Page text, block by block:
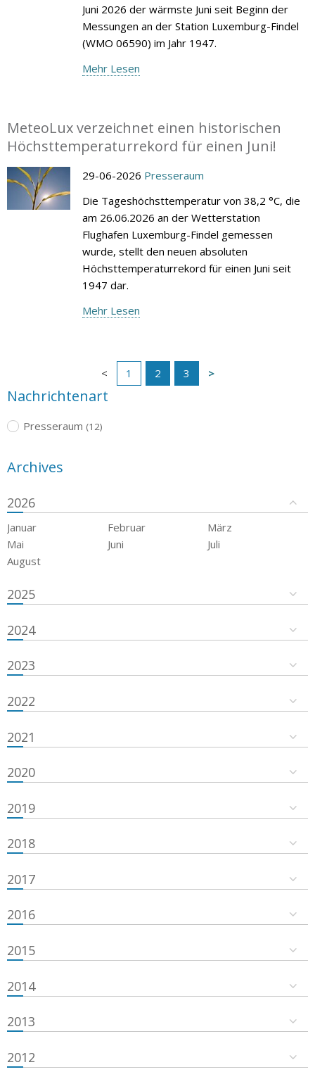
Juni 2026 der wärmste Juni seit Beginn der
Messungen an der Station Luxemburg-Findel
(WMO 06590) im Jahr 1947.
Mehr Lesen
MeteoLux verzeichnet einen historischen
Höchsttemperaturrekord für einen Juni!
29-06-2026 Presseraum
Die Tageshöchsttemperatur von 38,2 °C, die
am 26.06.2026 an der Wetterstation
Flughafen Luxemburg-Findel gemessen
wurde, stellt den neuen absoluten
Höchsttemperaturrekord für einen Juni seit
1947 dar.
Mehr Lesen
1 2 3
Nachrichtenart
Presseraum (12)
Archives
2026
Januar Februar
März
Mai
Juni
Juli
August
2025
2024
2023
2022
2021
2020
2019
2018
2017
2016
2015
2014
2013
2012